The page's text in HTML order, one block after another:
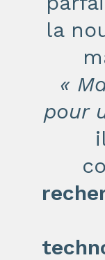
la
«
pour